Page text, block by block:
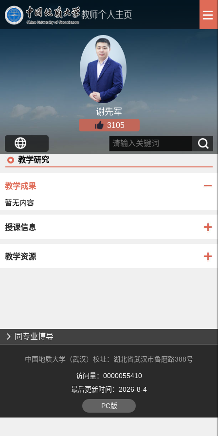
谢先军
3105
教学研究
教学成果
暂无内容
授课信息
教学资源
同专业博导
中国地质大学（武汉）校址：湖北省武汉市鲁磨路388号
访问量： 0000055410
最后更新时间： 2026-8-4
PC版